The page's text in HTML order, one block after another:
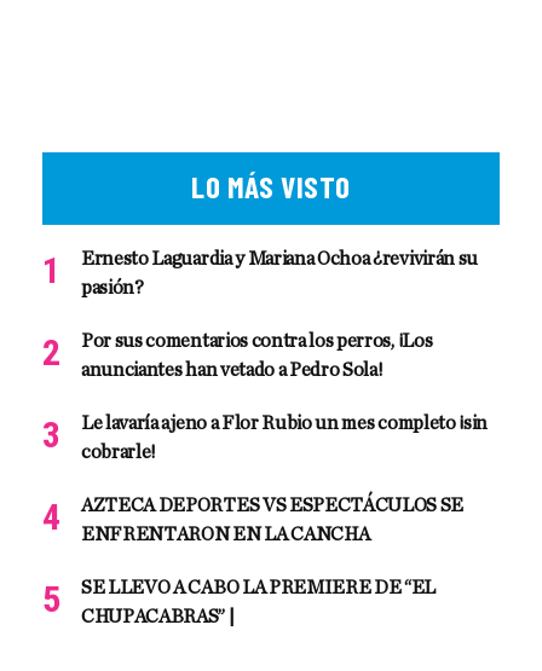
LO MÁS VISTO
Ernesto Laguardia y Mariana Ochoa ¿revivirán su
pasión?
Por sus comentarios contra los perros, ¡Los
anunciantes han vetado a Pedro Sola!
Le lavaría ajeno a Flor Rubio un mes completo ¡sin
cobrarle!
AZTECA DEPORTES VS ESPECTÁCULOS SE
ENFRENTARON EN LA CANCHA
SE LLEVO A CABO LA PREMIERE DE “EL
CHUPACABRAS” |